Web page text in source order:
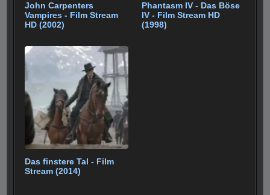
John Carpenters
Vampires - Film Stream
HD (2002)
Phantasm IV - Das Böse
IV - Film Stream HD
(1998)
Das finstere Tal - Film
Stream (2014)